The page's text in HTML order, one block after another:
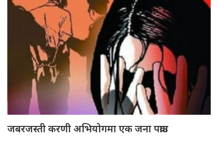
जबरजस्ती करणी अभियोगमा एक जना पक्राउ